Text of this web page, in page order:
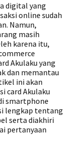
digital yang
online sudah
Namun,
masih
karena itu,
Akulaku yang
dan memantau
ini akan
card Akulaku
smartphone
lengkap tentang
serta diakhiri
pertanyaan